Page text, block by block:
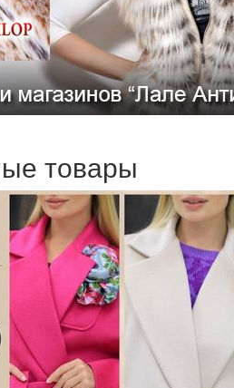
товары